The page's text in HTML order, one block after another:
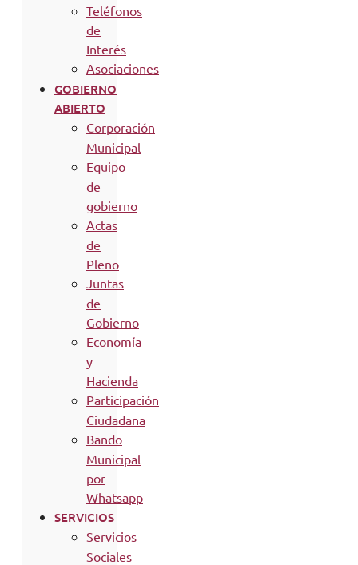
Teléfonos
de
Interés
Asociaciones
GOBIERNO
ABIERTO
Corporación
Municipal
Equipo
de
gobierno
Actas
de
Pleno
Juntas
de
Gobierno
Economía
y
Hacienda
Participación
Ciudadana
Bando
Municipal
por
Whatsapp
SERVICIOS
Servicios
Sociales